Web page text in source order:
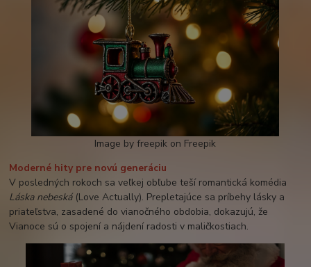
Image by freepik on Freepik
Moderné hity pre novú generáciu
V posledných rokoch sa veľkej obľube teší romantická komédia
Láska nebeská(Love Actually). Prepletajúce sa príbehy lásky a
priateľstva, zasadené do vianočného obdobia, dokazujú, že
Vianoce sú o spojení a nájdení radosti v maličkostiach.